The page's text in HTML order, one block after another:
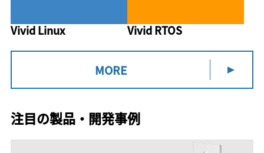
Vivid Linux Vivid RTOS
MORE
注目の製品・開発事例